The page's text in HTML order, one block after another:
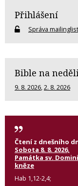
Přihlášení
Správa
Bible na
9. 8. 2026,2. 8. 2026
Čtení z dnešního
Sobota 8. 8. 2026,
Památka sv.
kněze
Hab 1,12-2,4;